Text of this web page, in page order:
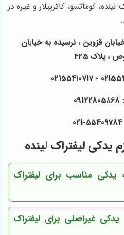
کوماتسو، کاترپیلار و غیره در
قزوین ، نرسیده به خیابان
پلاک 425
یدکی لیفتراک لینده
یدکی مناسب برای لیفتراک
یدکی غیراصلی برای لیفتراک